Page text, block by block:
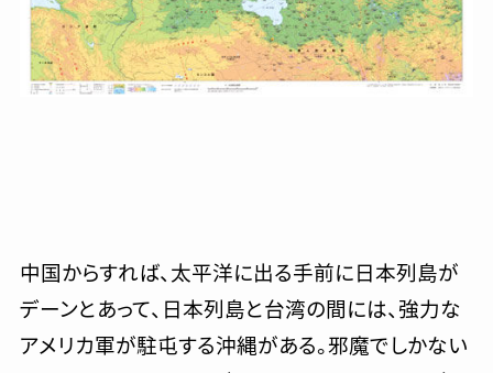
中国からすれば、太平洋に出る手前に日本列島が
デーンとあって、日本列島と台湾の間には、強力な
アメリカ軍が駐屯する沖縄がある。邪魔でしかない